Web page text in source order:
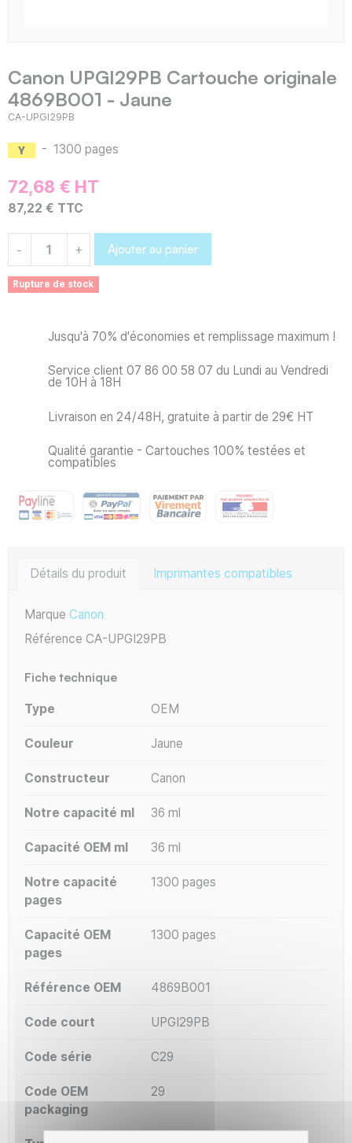
Canon UPGI29PB Cartouche originale
4869B001 - Jaune
CA-UPGI29PB
- 1300 pages
72,68 € HT
87,22 € TTC
- + Ajouter au panier
Rupture de stock
Jusqu'à 70% d'économies et remplissage maximum !
Service client 07 86 00 58 07 du Lundi au Vendredi
de 10H à 18H
Livraison en 24/48H, gratuite à partir de 29€ HT
Qualité garantie - Cartouches 100% testées et
compatibles
Détails du produit Imprimantes compatibles
Marque Canon
Référence CA-UPGI29PB
Fiche technique
Type OEM
Couleur Jaune
Constructeur Canon
Notre capacité ml 36 ml
Capacité OEM ml 36 ml
Notre capacité
pages
1300 pages
Capacité OEM
pages
1300 pages
Référence OEM 4869B001
Code court UPGI29PB
Code série C29
Code OEM
packaging
29